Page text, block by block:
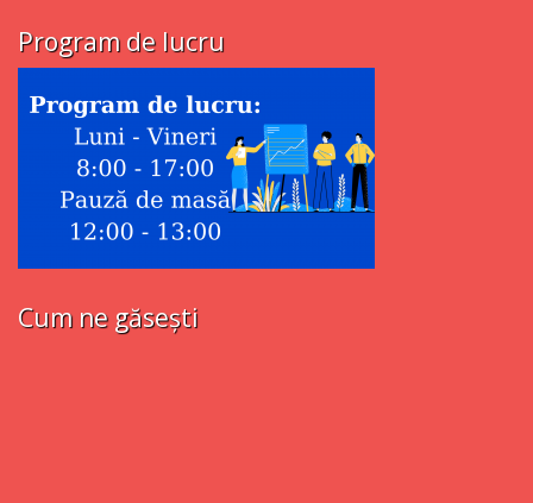
Program de lucru
Cum ne găsești